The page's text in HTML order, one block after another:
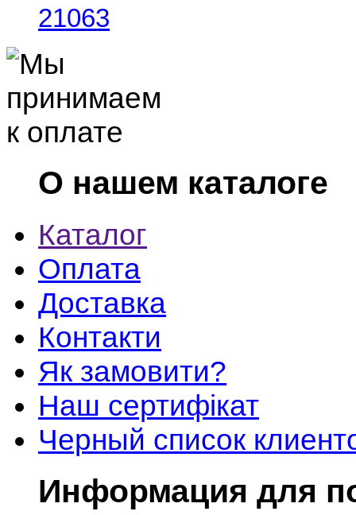
21063
О нашем каталоге
Каталог
Оплата
Доставка
Контакти
Як замовити?
Наш сертифікат
Черный список
Информация для